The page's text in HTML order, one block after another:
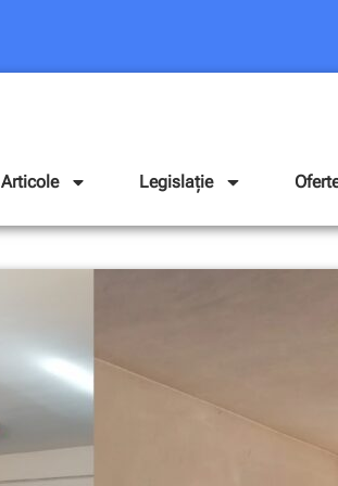
Articole Legislație